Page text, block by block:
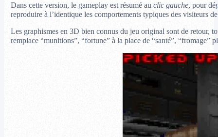
Dans cette version, le gameplay est résumé au clic gauche, pour
reproduire à l’identique les comportements typiques des visiteurs
Les graphismes en 3D bien connus du jeu original sont de retour,
remplace “munitions”, “fortune” à la place de “santé”, “fromage”